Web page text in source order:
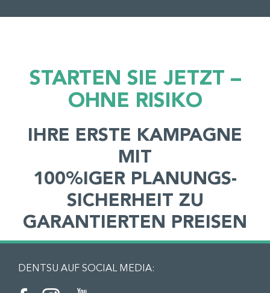
STARTEN SIE JETZT –
OHNE RISIKO
IHRE ERSTE KAMPAGNE
MIT
100%IGER PLANUNGS­
SICHERHEIT ZU
GARANTIERTEN PREISEN
DENTSU AUF SOCIAL MEDIA: